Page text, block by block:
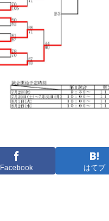
Facebook はてブ